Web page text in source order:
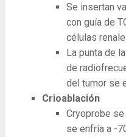
Se insertan
con guía de
células
La punta de
de
del tumor se
Crioablación
Cryoprobe
se enfría a -